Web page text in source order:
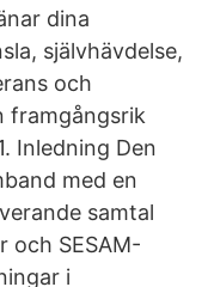
dina
självhävdelse,
och
framgångsrik
Inledning Den
med en
samtal
och SESAM-
i